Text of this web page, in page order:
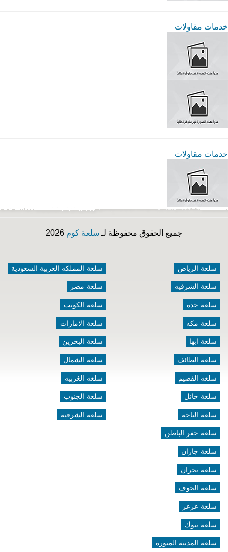
خدمات مقاولات
خدمات مقاولات
جميع الحقوق محفوظة لـ سلعة كوم
سلعة الرياض
سلعة الشرقيه
سلعة جده
سلعة مكه
سلعة ابها
سلعة الطائف
سلعة القصيم
سلعة حائل
سلعة الباحه
سلعة حفر الباطن
سلعة جازان
سلعة نجران
سلعة الجوف
سلعة عرعر
سلعة تبوك
سلعة المدينة المنورة
سلعة المملكه العربية السعودية
سلعة مصر
سلعة الكويت
سلعة الامارات
سلعة البحرين
سلعة الشمال
سلعة الغربية
سلعة الجنوب
سلعة الشرقية